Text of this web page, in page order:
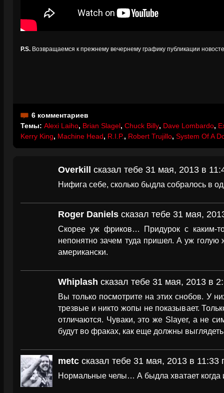
P.S. Возвращаемся к прежнему вечернему графику публикации
6 комментариев
Темы: Alexi Laiho, Brian Slagel, Chuck Billy, Dave Lombardo,
Kerry King, Machine Head, R.I.P., Robert Trujillo, System Of A
Overkill сказал тебе 31 мая, 2013 в
Нифига себе, сколько быдла собралось в
Roger Daniels сказал тебе 31 мая,
Скорее уж фриков… Придурок с каким-
непонятно зачем туда пришел. А уж голую
американски.
Whiplash сказал тебе 31 мая, 2013 в
Вы только посмотрите на этих снобов. У
трезвые и никто жопы не показывает.
отличаются. Чуваки, это же Slayer, а не
будут во фраках, как еще должны
metc сказал тебе 31 мая, 2013 в 11:33
Нормальные челы… А быдла хватает когда